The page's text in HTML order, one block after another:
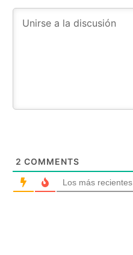
2 COMMENTS
Los más recientes